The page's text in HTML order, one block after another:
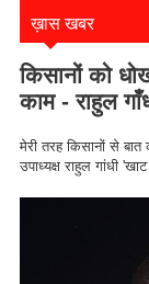
ख़ास खबर
किसानों को
काम - राहुल
मेरी तरह किसानों से
उपाध्यक्ष राहुल गांधी 'खाट